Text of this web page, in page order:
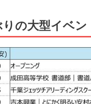
りの大型イベン